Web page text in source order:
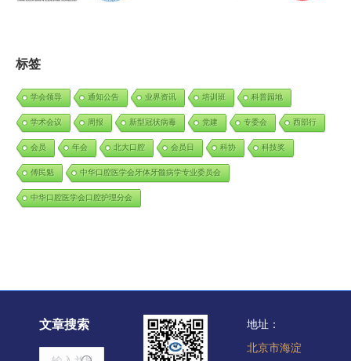
标签
学会领导 通知公告 业界资讯 培训班 科普园地
学术会议 周报 新型冠状病毒 党建 专委会 西部行
会员 年会 北大口腔 会员日 科协 科技奖
傅民魁 中华口腔医学会牙体牙髓病学专业委员会
中华口腔医学会口腔护理分会
文章搜索
Search:
地址：
北京市海淀